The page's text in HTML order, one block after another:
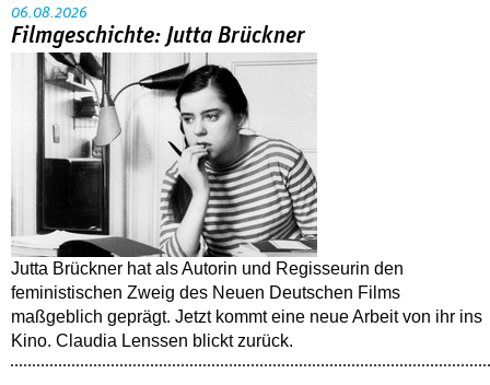
06.08.2026
Filmgeschichte: Jutta Brückner
Jutta Brückner hat als Autorin und Regisseurin den
feministischen Zweig des Neuen Deutschen Films
maßgeblich geprägt. Jetzt kommt eine neue Arbeit von ihr ins
Kino. Claudia Lenssen blickt zurück.